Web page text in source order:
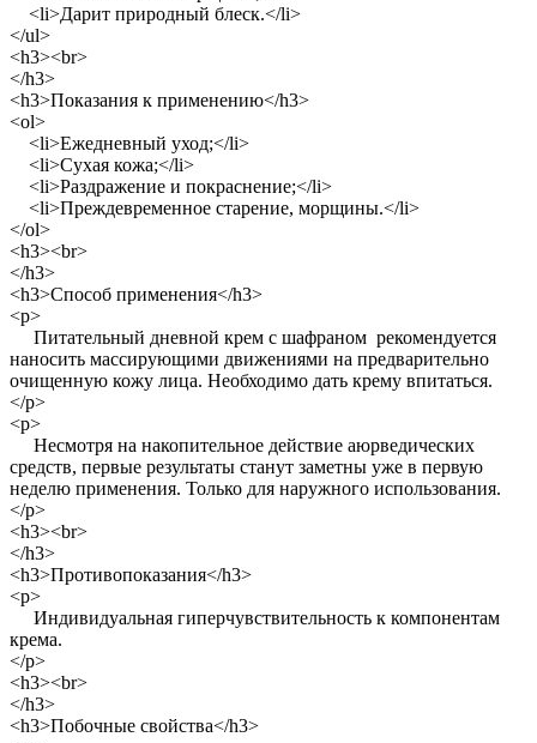
<li>Дарит природный блеск.</li>
</ul>
<h3><br>
</h3>
<h3>Показания к применению</h3>
<ol>
<li>Ежедневный уход;</li>
<li>Сухая кожа;</li>
<li>Раздражение и покраснение;</li>
<li>Преждевременное старение, морщины.</li>
</ol>
<h3><br>
</h3>
<h3>Способ применения</h3>
<p>
Питательный дневной крем с шафраном рекомендуется
наносить массирующими движениями на предварительно
очищенную кожу лица. Необходимо дать крему впитаться.
</p>
<p>
Несмотря на накопительное действие аюрведических
средств, первые результаты станут заметны уже в первую
неделю применения. Только для наружного использования.
</p>
<h3><br>
</h3>
<h3>Противопоказания</h3>
<p>
Индивидуальная гиперчувствительность к компонентам
крема.
</p>
<h3><br>
</h3>
<h3>Побочные свойства</h3>